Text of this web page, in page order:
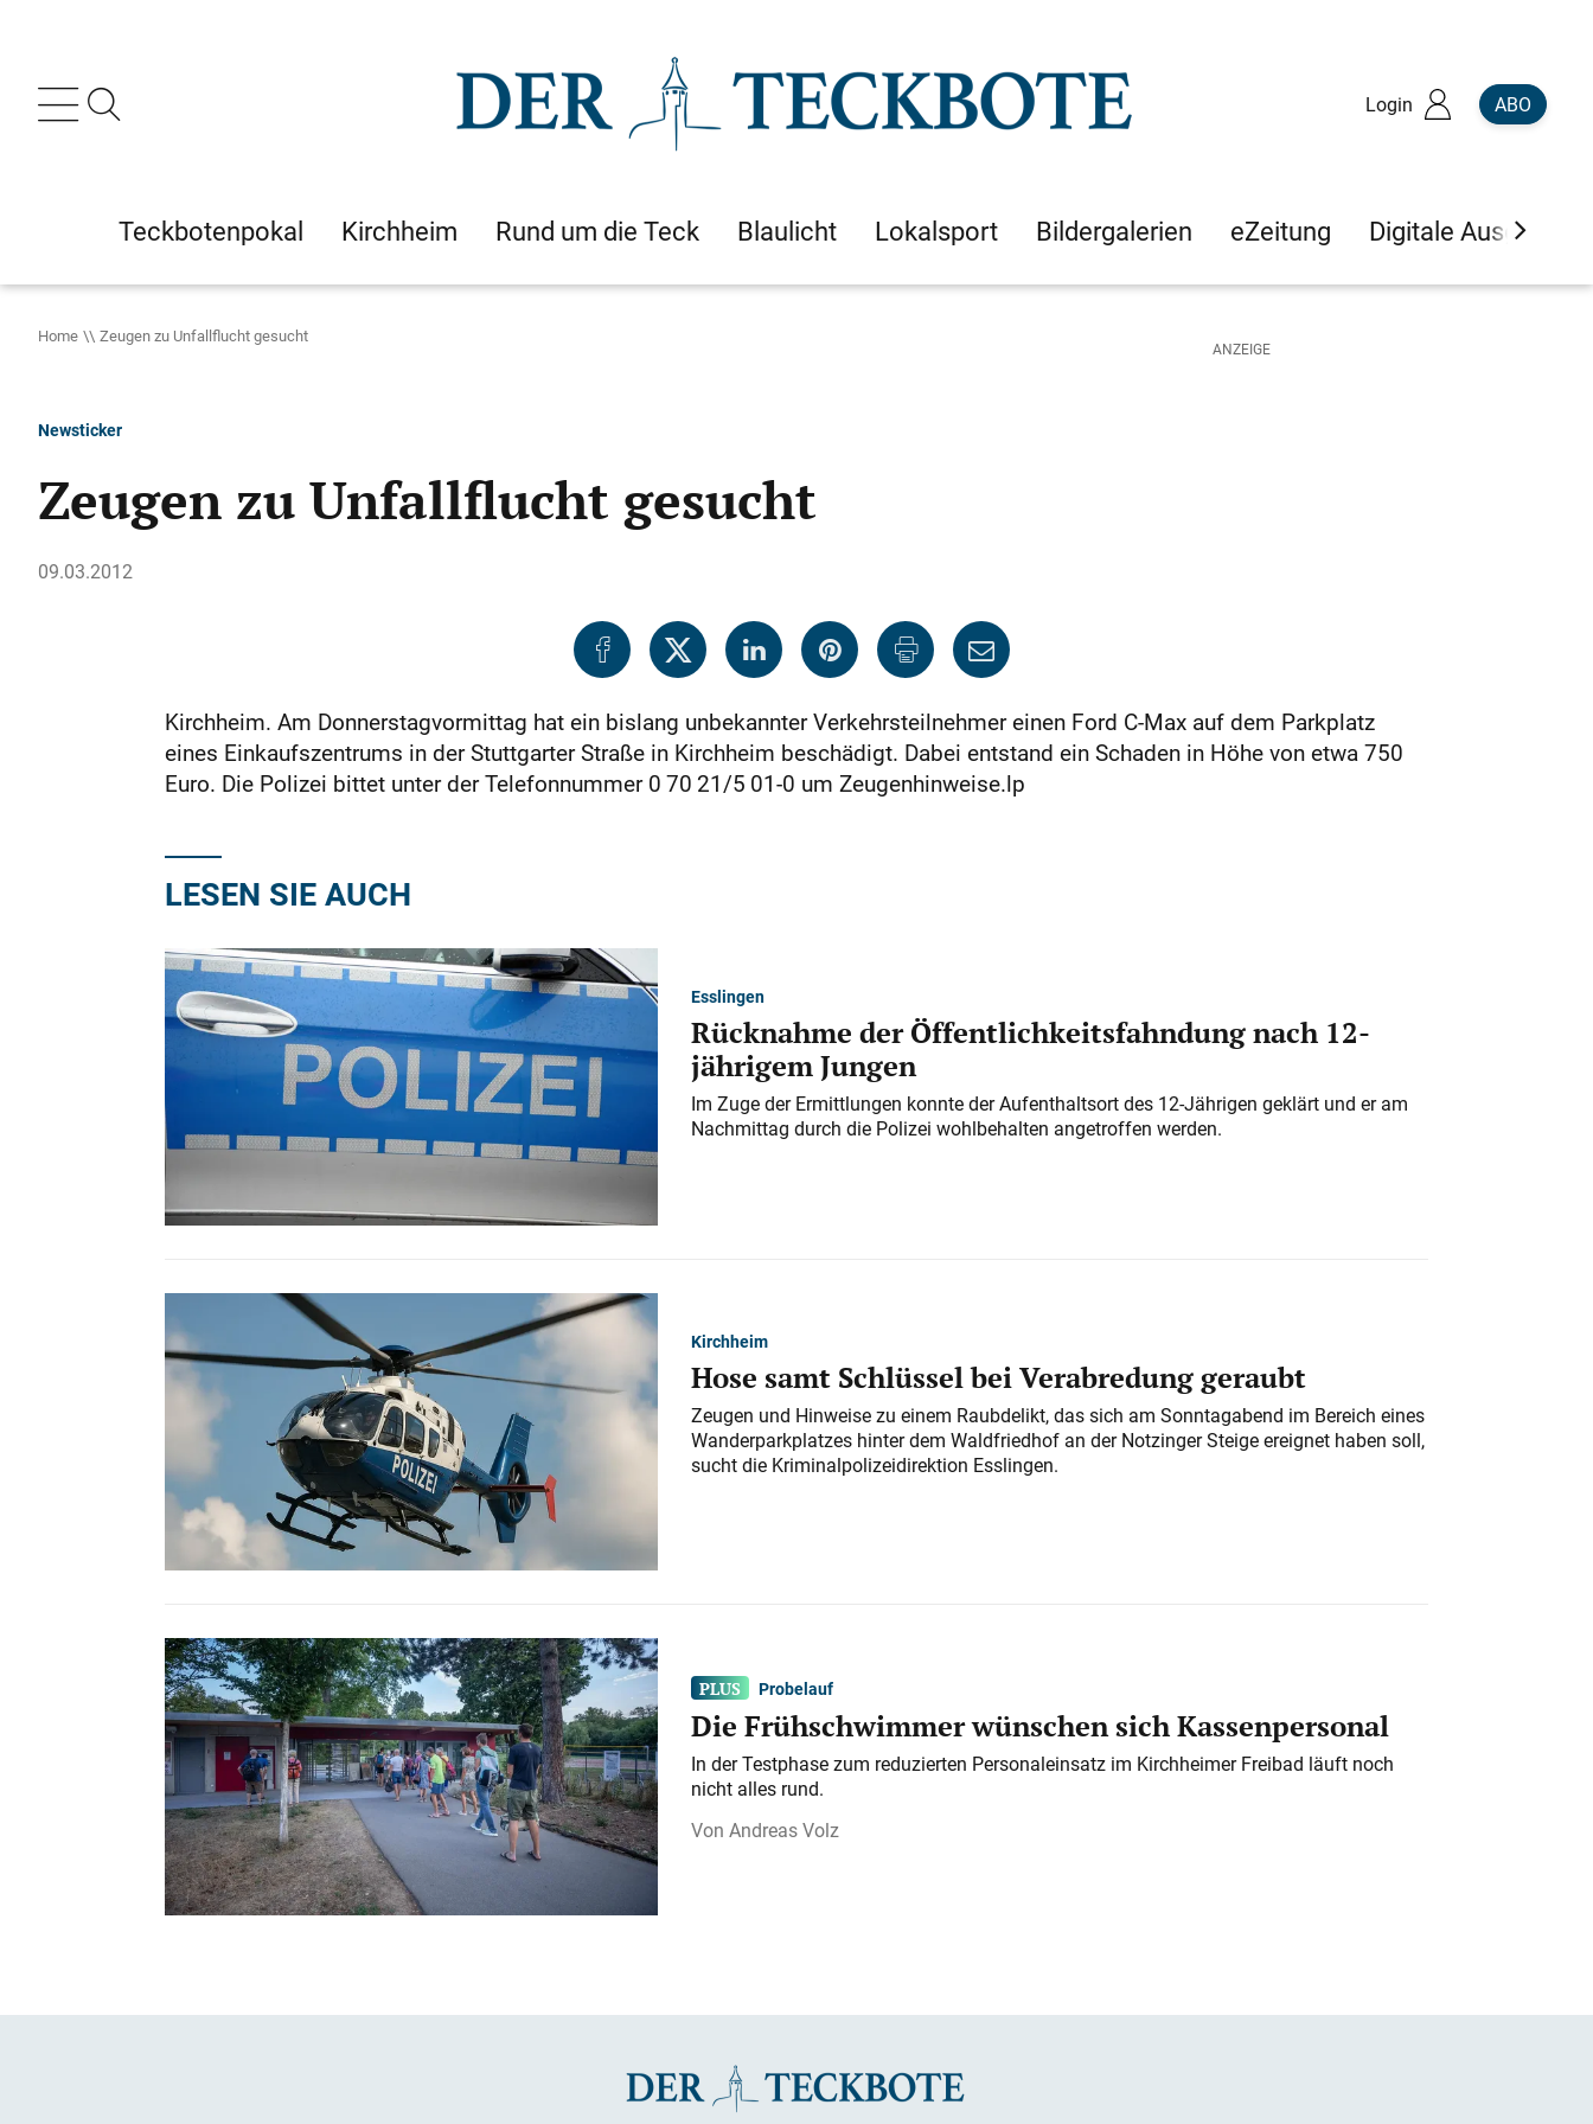
Login ABO
Teckbotenpokal Kirchheim Rund um die Teck Blaulicht Lokalsport Bildergalerien eZeitung Digitale Ausgaben
Home Zeugen zu Unfallflucht gesucht
Newsticker
Zeugen zu Unfallflucht gesucht
09.03.2012
Kirchheim. Am Donnerstagvormittag hat ein bislang unbekannter Verkehrsteilnehmer einen Ford C-Max auf dem Parkplatz
eines Einkaufszentrums in der Stuttgarter Straße in Kirchheim beschädigt. Dabei entstand ein Schaden in Höhe von etwa 750
Euro. Die Polizei bittet unter der Telefonnummer 0 70 21/5 01-0 um Zeugenhinweise.lp
LESEN SIE AUCH
Esslingen
Rücknahme der Öffentlichkeitsfahndung nach 12-
jährigem Jungen
Im Zuge der Ermittlungen konnte der Aufenthaltsort des 12-Jährigen geklärt und er am
Nachmittag durch die Polizei wohlbehalten angetroffen werden.
Kirchheim
Hose samt Schlüssel bei Verabredung geraubt
Zeugen und Hinweise zu einem Raubdelikt, das sich am Sonntagabend im Bereich eines
Wanderparkplatzes hinter dem Waldfriedhof an der Notzinger Steige ereignet haben soll,
sucht die Kriminalpolizeidirektion Esslingen.
Probelauf
Die Frühschwimmer wünschen sich Kassenpersonal
In der Testphase zum reduzierten Personaleinsatz im Kirchheimer Freibad läuft noch
nicht alles rund.
Andreas Volz